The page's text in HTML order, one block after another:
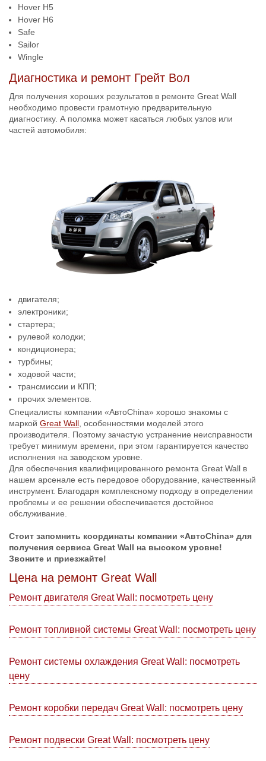
Hover H5
Hover H6
Safe
Sailor
Wingle
Диагностика и ремонт Грейт Вол
Для получения хороших результатов в ремонте Great Wall
необходимо провести грамотную предварительную
диагностику. А поломка может касаться любых узлов или
частей автомобиля:
двигателя;
электроники;
стартера;
рулевой колодки;
кондиционера;
турбины;
ходовой части;
трансмиссии и КПП;
прочих элементов.
Специалисты компании «АвтоChina» хорошо знакомы с
маркой Great Wall , особенностями моделей этого
производителя. Поэтому зачастую устранение неисправности
требует минимум времени, при этом гарантируется качество
исполнения на заводском уровне.
Для обеспечения квалифицированного ремонта Great Wall в
нашем арсенале есть передовое оборудование, качественный
инструмент. Благодаря комплексному подходу в определении
проблемы и ее решении обеспечивается достойное
обслуживание.
Стоит запомнить координаты компании «АвтоChina» для
получения сервиса Great Wall на высоком уровне!
Звоните и приезжайте!
Цена на ремонт Great Wall
Ремонт двигателя Great Wall: посмотреть цену
Ремонт топливной системы Great Wall: посмотреть цену
Ремонт системы охлаждения Great Wall: посмотреть
цену
Ремонт коробки передач Great Wall: посмотреть цену
Ремонт подвески Great Wall: посмотреть цену